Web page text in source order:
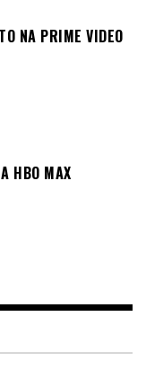
NA PRIME VIDEO
HBO MAX